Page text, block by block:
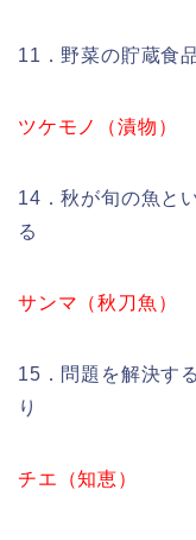
11．野菜の貯蔵食
ツケモノ（漬物）
14．秋が旬の魚と
る
サンマ（秋刀魚）
15．問題を解決す
り
チエ（知恵）